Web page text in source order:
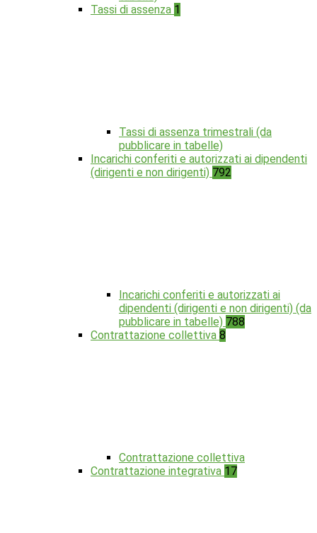
Tassi di assenza 1
Tassi di assenza trimestrali (da
pubblicare in tabelle)
Incarichi conferiti e autorizzati ai dipendenti
(dirigenti e non dirigenti) 792
Incarichi conferiti e autorizzati ai
dipendenti (dirigenti e non dirigenti) (da
pubblicare in tabelle) 788
Contrattazione collettiva 8
Contrattazione collettiva
Contrattazione integrativa 17